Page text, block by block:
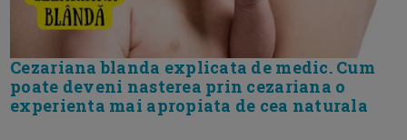
Cezariana blanda explicata de medic. Cum
poate deveni nasterea prin cezariana o
experienta mai apropiata de cea naturala